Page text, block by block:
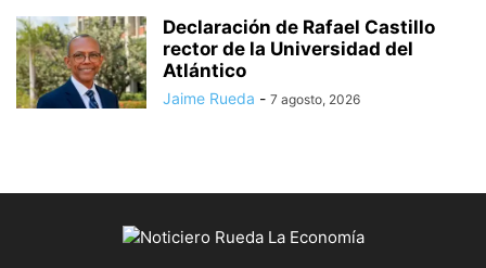
Declaración de Rafael Castillo
rector de la Universidad del
Atlántico
Jaime Rueda - 7 agosto, 2026